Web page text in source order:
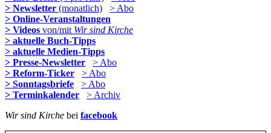
> Newsletter (monatlich)
> Abo
> Online-Veranstaltungen
> Videos von/mit Wir sind Kirche
> aktuelle Buch-Tipps
> aktuelle Medien-Tipps
> Presse-Newsletter
> Abo
> Reform-Ticker
> Abo
> Sonntagsbriefe
> Abo
> Terminkalender
> Archiv
Wir sind Kirche bei facebook